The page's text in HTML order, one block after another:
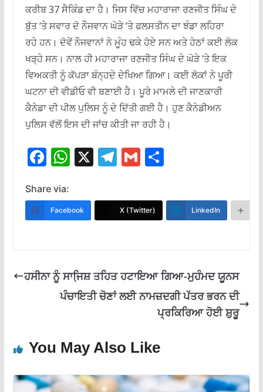
ਕਰੀਬ 37 ਸੈਕਿੰਡ ਦਾ ਹੈ। ਜਿਸ ਵਿੱਚ ਮਹਾਰਾਜਾ ਰਣਜੀਤ ਸਿੰਘ ਦੇ
ਬੁੱਤ ‘ਤੇ ਸਵਾਰ ਦੋ ਨੌਜਵਾਨ ਘੋੜੇ ‘ਤੇ ਫਲਸਤੀਨ ਦਾ ਝੰਡਾ ਲਹਿਰਾ
ਰਹੇ ਹਨ। ਦੋਵੇਂ ਨੌਜਵਾਨਾਂ ਨੇ ਮੂੰਹ ਢਕੇ ਹੋਏ ਸਨ ਅਤੇ ਹੇਠਾਂ ਕਈ ਲੋਕ
ਖੜ੍ਹੇ ਸਨ। ਨਾਲ ਹੀ ਮਹਾਰਾਜਾ ਰਣਜੀਤ ਸਿੰਘ ਦੇ ਘੋੜੇ ‘ਤੇ ਇਕ
ਵਿਅਕਤੀ ਨੂੰ ਕੱਪੜਾ ਬੰਨ੍ਹਦੇ ਦੇਖਿਆ ਗਿਆ। ਕਈ ਲੋਕਾਂ ਨੇ ਪੂਰੀ
ਘਟਨਾ ਦੀ ਵੀਡੀਓ ਵੀ ਬਣਾਈ ਹੈ। ਪੂਰੇ ਮਾਮਲੇ ਦੀ ਜਾਣਕਾਰੀ
ਕੈਨੇਡਾ ਦੀ ਪੀਲ ਪੁਲਿਸ ਨੂੰ ਦੇ ਦਿੱਤੀ ਗਈ ਹੈ। ਹੁਣ ਕੈਨੇਡੀਅਨ
ਪੁਲਿਸ ਵੱਲੋਂ ਇਸ ਦੀ ਜਾਂਚ ਕੀਤੀ ਜਾ ਰਹੀ ਹੈ।
F
e
b
k
W
at
s
p
X T
e
gr
G
ai
l
S
ar
e
Share via:
Facebook X (Twitter) LinkedIn
ਹਸੀਨਾ ਨੂੰ ਸਾਜਿ਼ਸ਼ ਤਹਿਤ ਹਟਾਇਆ ਗਿਆ-ਮੁਹੰਮਦ ਯੂਨਸ
ਪੰਚਾਇਤੀ ਚੋਣਾਂ ਲਈ ਨਾਮਜ਼ਦਗੀ ਪੱਤਰ ਭਰਨ ਦੀ
ਪ੍ਰਕਿਰਿਆ ਹੋਈ ਸ਼ੁਰੂ
You May Also Like